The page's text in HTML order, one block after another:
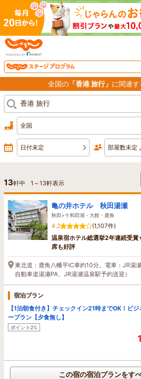
全国の「香港 旅行」 に関連
全国
日付未定 部屋数未定
13軒中 1 ～13軒表示
亀の井ホテル 秋田湯瀬
秋田>十和田湖・大館・鹿角
4.2
(1,107件)
温泉宿ホテル総選挙2年連続受
席も好評
東北道：鹿角八幡平IC車約10分。電車：JR湯
自動車道湯瀬PA、JR湯瀬温泉駅予約送迎）
宿泊プラン
【1泊朝食付き】チェックイン21時までOK！ビ
ープラン【夕食無し】
ポイント2%
この宿の宿泊プランをす